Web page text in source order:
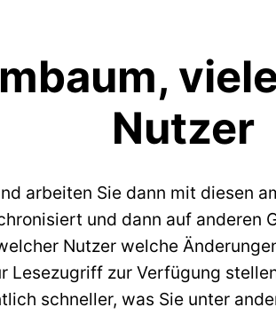
Nutzer
arbeiten Sie dann mit diesen
und dann auf anderen
Nutzer welche
Lesezugriff zur Verfügung
schneller, was Sie unter